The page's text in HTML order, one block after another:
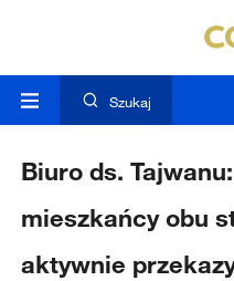
Szukaj
Biuro ds.
mieszkańcy obu
aktywnie